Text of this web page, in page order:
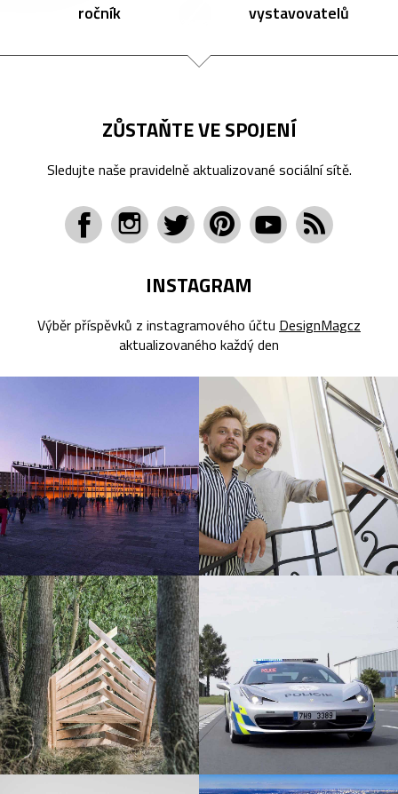
ročník vystavovatelů
ZŮSTAŇTE VE SPOJENÍ
Sledujte naše pravidelně aktualizované sociální sítě.
INSTAGRAM
Výběr příspěvků z instagramového účtu DesignMagcz
aktualizovaného každý den